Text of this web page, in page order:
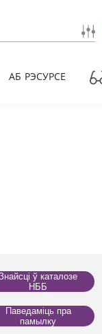
АБ РЭСУРСЕ
ў каталозе
НББ
Паведаміць пра
памылку